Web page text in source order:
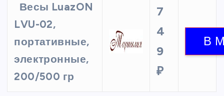
Весы LuazON
LVU-02,
портативные,
электронные,
200/500 гр
7
4
9
₽